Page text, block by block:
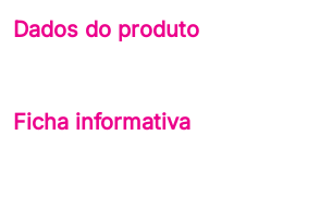
Dados do produto
Ficha informativa